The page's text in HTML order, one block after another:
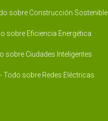
sobre Construcción Sostenible
sobre Eficiencia Energética
sobre Ciudades Inteligentes
- Todo sobre Redes Eléctricas